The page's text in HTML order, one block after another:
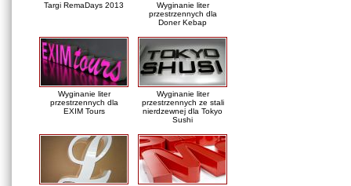
Targi RemaDays 2013
Wyginanie liter
przestrzennych dla
Doner Kebap
Wyginanie liter
przestrzennych dla
EXIM Tours
Wyginanie liter
przestrzennych ze stali
nierdzewnej dla Tokyo
Sushi